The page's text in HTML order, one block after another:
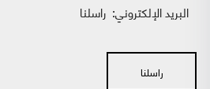
البريد الإلكتروني: راسلنا
راسلنا